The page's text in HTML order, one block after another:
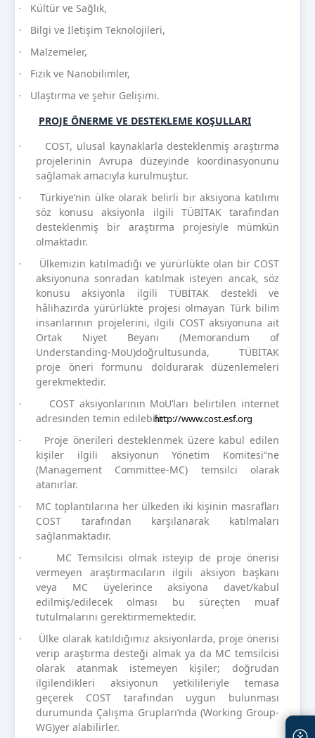
· Kültür ve Sağlık,
· Bilgi ve İletişim Teknolojileri,
· Malzemeler,
· Fizik ve Nanobilimler,
·
Ulaştırma ve şehir Gelişimi.
PROJE ÖNERME VE DESTEKLEME KOŞULLARI
·
COST, ulusal kaynaklarla desteklenmiş araştırma
projelerinin Avrupa düzeyinde koordinasyonunu
sağlamak amacıyla kurulmuştur.
·
Türkiye’nin ülke olarak belirli bir aksiyona katılımı
söz konusu aksiyonla ilgili TÜBİTAK tarafından
desteklenmiş bir araştırma projesiyle mümkün
olmaktadır.
·
Ülkemizin katılmadığı ve yürürlükte olan bir COST
aksiyonuna sonradan katılmak isteyen ancak, söz
konusu aksiyonla ilgili TÜBİTAK destekli ve
hâlihazırda yürürlükte projesi olmayan Türk bilim
insanlarının projelerini, ilgili COST aksiyonuna ait
Ortak Niyet Beyanı (Memorandum of
Understanding-MoU)doğrultusunda, TÜBİTAK
proje öneri formunu doldurarak düzenlemeleri
gerekmektedir.
·
COST aksiyonlarının MoU’ları belirtilen internet
adresinden temin edilebilir:http://www.cost.esf.org
·
Proje önerileri desteklenmek üzere kabul edilen
kişiler ilgili aksiyonun Yönetim Komitesi‟ne
(Management Committee-MC) temsilci olarak
atanırlar.
·
MC toplantılarına her ülkeden iki kişinin masrafları
COST tarafından karşılanarak katılmaları
sağlanmaktadır.
·
MC Temsilcisi olmak isteyip de proje önerisi
vermeyen araştırmacıların ilgili aksiyon başkanı
veya MC üyelerince aksiyona davet/kabul
edilmiş/edilecek olması bu süreçten muaf
tutulmalarını gerektirmemektedir.
·
Ülke olarak katıldığımız aksiyonlarda, proje önerisi
verip araştırma desteği almak ya da MC temsilcisi
olarak atanmak istemeyen kişiler; doğrudan
ilgilendikleri aksiyonun yetkilileriyle temasa
geçerek COST tarafından uygun bulunması
durumunda Çalışma Grupları’nda (Working Group-
WG)yer alabilirler.